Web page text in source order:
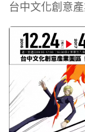
台中文化創意